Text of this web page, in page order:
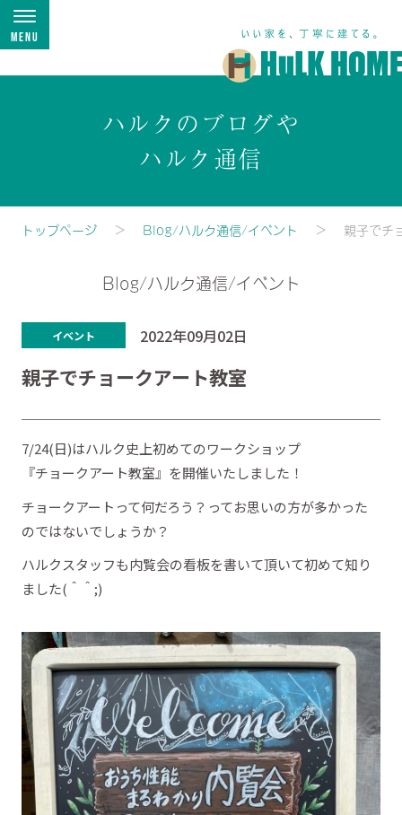
Menu
ハルクのブログや
ハルク通信
トップページ Blog/ハルク通信/イベント 親子でチ
Blog/ハルク通信/イベント
イベント 2022年09月02日
親子でチョークアート教室
7/24(日)はハルク史上初めてのワークショップ
『チョークアート教室』を開催いたしました！
チョークアートって何だろう？ってお思いの方が多かった
のではないでしょうか？
ハルクスタッフも内覧会の看板を書いて頂いて初めて知り
ました(＾＾;)